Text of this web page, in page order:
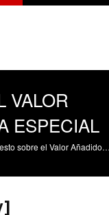
VALOR
ESPECIAL
Explicación de la prorrata especial en el e Impuesto sobre el Valor Añadido (IVA). Sarasa Pérez, CP. (2015). IMPUESTO SOBRE